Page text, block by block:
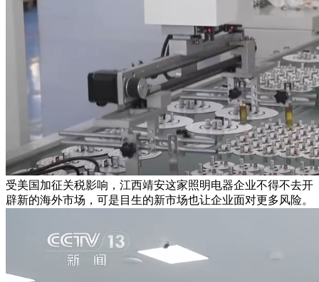
受美国加征关税影响，江西靖安这家照明电器企业不得不去开
辟新的海外市场，可是目生的新市场也让企业面对更多风险。